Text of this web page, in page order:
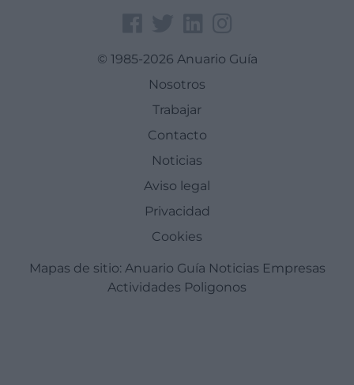
© 1985-2026 Anuario Guía
Nosotros
Trabajar
Contacto
Noticias
Aviso legal
Privacidad
Cookies
Mapas de sitio: Anuario Guía Noticias Empresas
Actividades Poligonos